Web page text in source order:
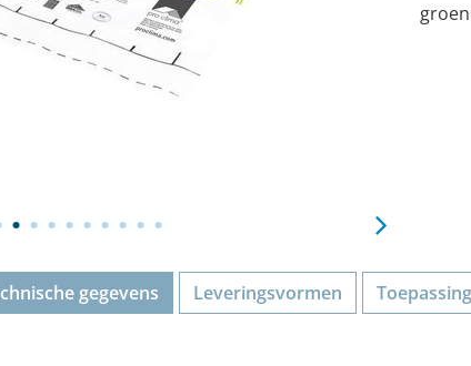
gegevens Leveringsvormen Toepassing